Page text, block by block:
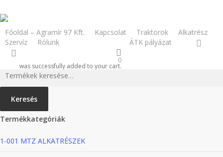
to
main
content
Főoldal – Agramír 97 Kft. Kapcsolat Traktorok
Alkatrész
Szervíz
Rólunk ÁTK pályázat facebook
0
was successfully added to your cart.
Keresés
következőre:
Keresés
Termékkategóriák
1-001 MTZ ALKATRÉSZEK